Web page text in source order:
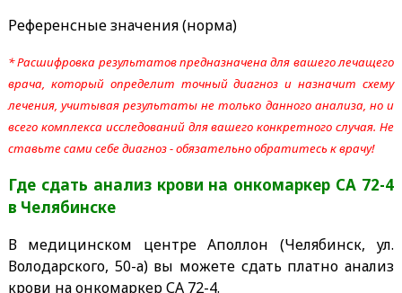
Референсные значения (норма)
* Расшифровка результатов предназначена для вашего лечащего
врача, который определит точный диагноз и назначит схему
лечения, учитывая результаты не только данного анализа, но и
всего комплекса исследований для вашего конкретного случая. Не
ставьте сами себе диагноз - обязательно обратитесь к врачу!
Где сдать анализ крови на онкомаркер СА 72-4
в Челябинске
В медицинском центре Аполлон (Челябинск, ул.
Володарского, 50-а) вы можете сдать платно анализ
крови на онкомаркер СА 72-4.